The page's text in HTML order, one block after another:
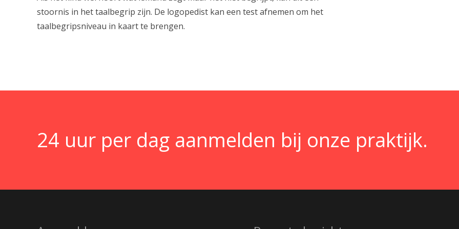
stoornis in het taalbegrip zijn. De logopedist kan een test afnemen om het
taalbegripsniveau in kaart te brengen.
24 uur per dag aanmelden bij onze praktijk.